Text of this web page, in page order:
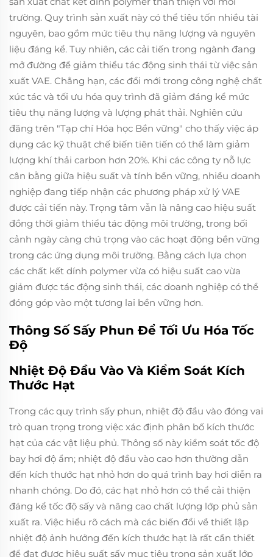
trường. Quy trình sản xuất này có thể tiêu tốn nhiều tài
nguyên, bao gồm mức tiêu thụ năng lượng và nguyên
liệu đáng kể. Tuy nhiên, các cải tiến trong ngành đang
mở đường để giảm thiểu tác động sinh thái từ việc sản
xuất VAE. Chẳng hạn, các đổi mới trong công nghệ chất
xúc tác và tối ưu hóa quy trình đã giảm đáng kể mức
tiêu thụ năng lượng và lượng phát thải. Nghiên cứu
đăng trên "Tạp chí Hóa học Bền vững" cho thấy việc áp
dụng các kỹ thuật chế biến tiên tiến có thể làm giảm
lượng khí thải carbon hơn 20%. Khi các công ty nỗ lực
cân bằng giữa hiệu suất và tính bền vững, nhiều doanh
nghiệp đang tiếp nhận các phương pháp xử lý VAE
được cải tiến này. Trọng tâm vẫn là nâng cao hiệu suất
đồng thời giảm thiểu tác động môi trường, trong bối
cảnh ngày càng chú trọng vào các hoạt động bền vững
trong các ứng dụng môi trường. Bằng cách lựa chọn
các chất kết dính polymer vừa có hiệu suất cao vừa
giảm được tác động sinh thái, các doanh nghiệp có thể
đóng góp vào một tương lai bền vững hơn.
Thông Số Sấy Phun Để Tối Ưu Hóa Tốc
Độ
Nhiệt Độ Đầu Vào Và Kiểm Soát Kích
Thước Hạt
Trong các quy trình sấy phun, nhiệt độ đầu vào đóng vai
trò quan trọng trong việc xác định phân bố kích thước
hạt của các vật liệu phủ. Thông số này kiểm soát tốc độ
bay hơi độ ẩm; nhiệt độ đầu vào cao hơn thường dẫn
đến kích thước hạt nhỏ hơn do quá trình bay hơi diễn ra
nhanh chóng. Do đó, các hạt nhỏ hơn có thể cải thiện
đáng kể tốc độ sấy và nâng cao chất lượng lớp phủ sản
xuất ra. Việc hiểu rõ cách mà các biến đổi về thiết lập
nhiệt độ ảnh hưởng đến kích thước hạt là rất cần thiết
để đạt được hiệu suất sấy mục tiêu trong sản xuất lớp